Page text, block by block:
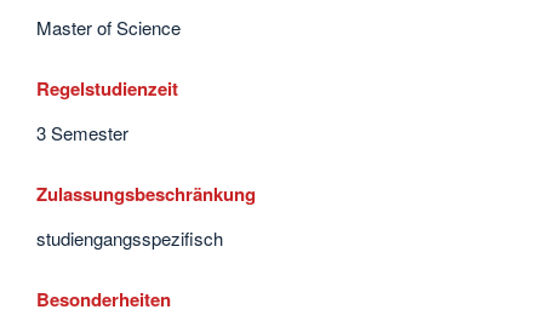
Master of Science
Regelstudienzeit
3 Semester
Zulassungsbeschränkung
studiengangsspezifisch
Besonderheiten